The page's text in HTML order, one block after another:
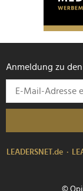
Anmeldung zu
LEADERSNET.de